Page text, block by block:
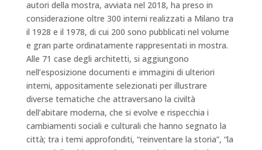
autori della mostra, avviata nel 2018, ha preso in
considerazione oltre 300 interni realizzati a Milano tra
il 1928 e il 1978, di cui 200 sono pubblicati nel volume
e gran parte ordinatamente rappresentati in mostra.
Alle 71 case degli architetti, si aggiungono
nell’esposizione documenti e immagini di ulteriori
interni, appositamente selezionati per illustrare
diverse tematiche che attraversano la civiltà
dell’abitare moderna, che si evolve e rispecchia i
cambiamenti sociali e culturali che hanno segnato la
città; tra i temi approfonditi, “reinventare la storia”, “la